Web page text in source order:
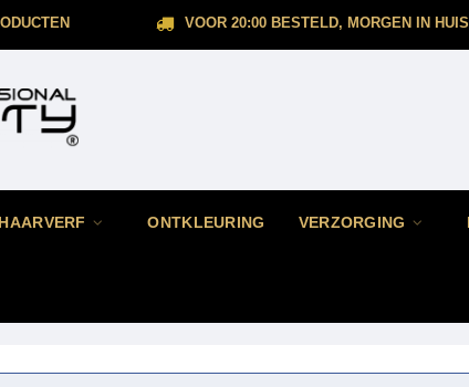
VOOR 20:00 BESTELD, MORGEN IN HUIS
HAARVERF ONTKLEURING VERZORGING